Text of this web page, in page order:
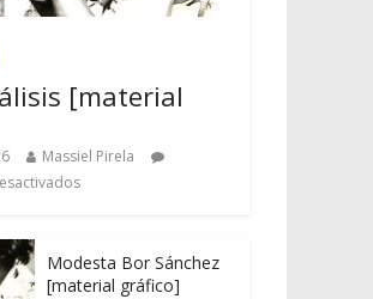
[material
Massiel Pirela
Modesta Bor Sánchez
[material gráfico]